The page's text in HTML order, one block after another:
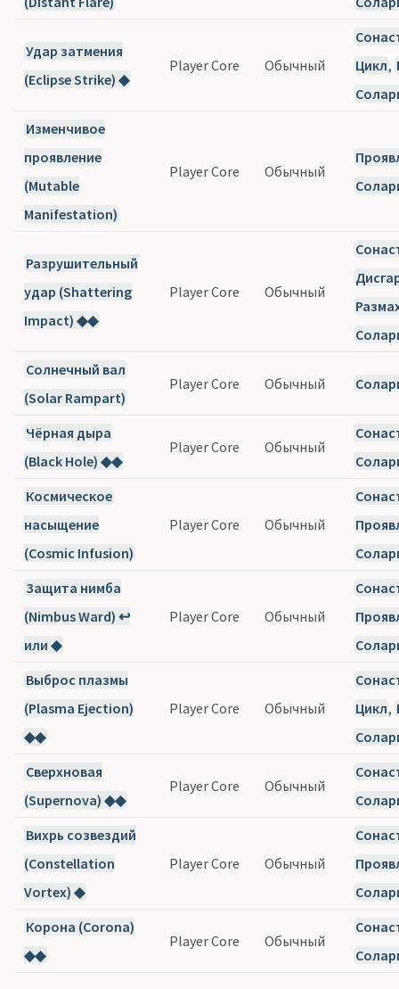
Удар затмения
(Eclipse Strike) ◆
Player Core Обычный
Цикл,
Изменчивое
проявление
(Mutable
Manifestation)
Player Core Обычный
Разрушительный
удар (Shattering
Impact) ◆◆
Player Core Обычный
Солнечный вал
(Solar Rampart)
Player Core Обычный
Чёрная дыра
(Black Hole) ◆◆
Player Core Обычный
Космическое
насыщение
(Cosmic Infusion)
Player Core Обычный
Защита нимба
(Nimbus Ward) ↩
или ◆
Player Core Обычный
Выброс плазмы
(Plasma Ejection)
◆◆
Player Core Обычный
Цикл,
Сверхновая
(Supernova) ◆◆
Player Core Обычный
Вихрь созвездий
(Constellation
Vortex) ◆
Player Core Обычный
Корона (Corona)
◆◆
Player Core Обычный